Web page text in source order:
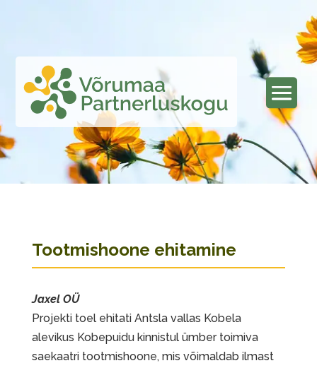
Tootmishoone ehitamine
Jaxel OÜ
Projekti toel ehitati Antsla vallas Kobela
alevikus Kobepuidu kinnistul ümber toimiva
saekaatri tootmishoone, mis võimaldab ilmast